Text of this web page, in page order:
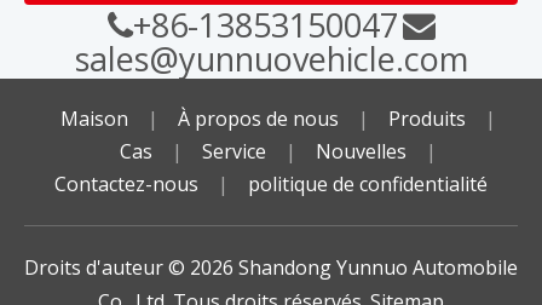
+86-13853150047
sales@yunnuovehicle.com
Maison | À propos de nous | Produits
|
Cas
| Service | Nouvelles
|
Contactez-nous
| politique de confidentialité
Droits d'auteur ©️ 2026 Shandong Yunnuo Automobile